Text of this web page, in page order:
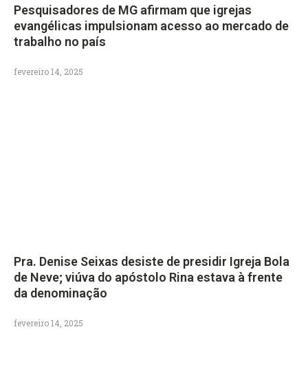
Pesquisadores de MG afirmam que igrejas
evangélicas impulsionam acesso ao mercado de
trabalho no país
fevereiro 14, 2025
Pra. Denise Seixas desiste de presidir Igreja Bola
de Neve; viúva do apóstolo Rina estava à frente
da denominação
fevereiro 14, 2025